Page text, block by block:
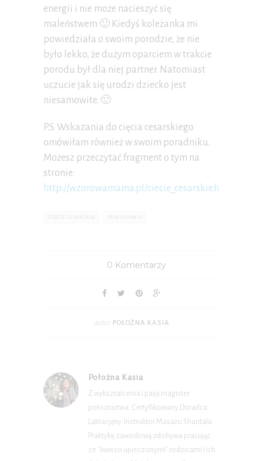
energii i nie może nacieszyć się
maleństwem 🙂 Kiedyś koleżanka mi
powiedziała o swoim porodzie, że nie
było lekko, że dużym oparciem w trakcie
porodu był dla niej partner. Natomiast
uczucie jak się urodzi dziecko jest
niesamowite. 🙂
P.S. Wskazania do cięcia cesarskiego
omówiłam również w swoim poradniku.
Możesz przeczytać fragment o tym na
stronie:
http://wzorowamama.pl/ciecie_cesarskie.html
CIĘCIE CESARSKIE POWIKŁANIA
0 Komentarzy
autor POŁOŻNA KASIA
Położna Kasia
Z wykształcenia i pasji magister
położnictwa. Certyfikowany Doradca
Laktacyjny. Instruktor Masażu Shantala.
Praktykę zawodową zdobywa pracując
ze "świeżo upieczonymi" rodzicami i ich